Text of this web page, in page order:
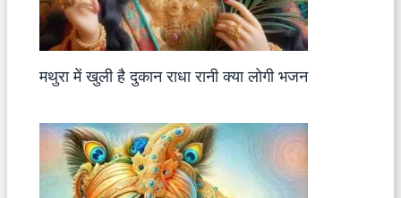
मथुरा में खुली है दुकान राधा रानी क्या लोगी भजन